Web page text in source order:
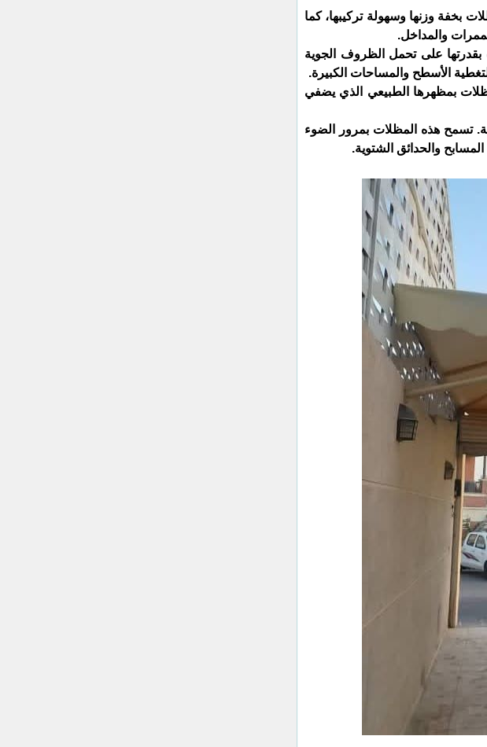
بخفة وزنها وسهولة تركيبها، كما
والمداخل.
بقدرتها على تحمل الظروف الجوية
الأسطح والمساحات الكبيرة.
بمظهرها الطبيعي الذي يضفي
تسمح هذه المظلات بمرور الضوء
والحدائق الشتوية.